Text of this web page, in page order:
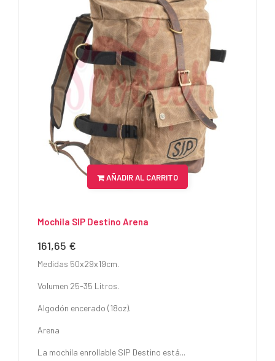
AÑADIR AL CARRITO
Mochila SIP Destino Arena
Precio
161,65 €
Medidas 50x29x19cm.
Volumen 25-35 Litros.
Algodón encerado (18oz).
Arena
La mochila enrollable SIP Destino está...